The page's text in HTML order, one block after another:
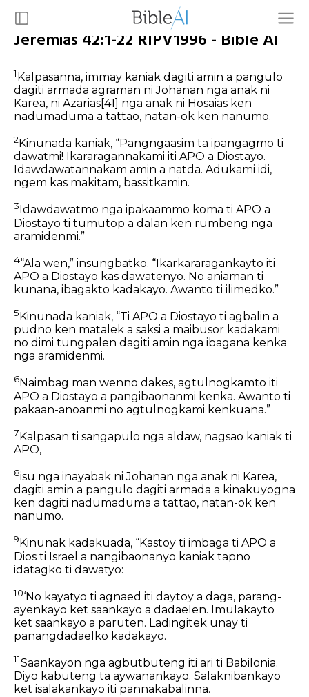
Jeremias 42:1-22 RIPV1996 - Bible AI
1Kalpasanna, immay kaniak dagiti amin a pangulo
dagiti armada agraman ni Johanan nga anak ni
Karea, ni Azarias[41] nga anak ni Hosaias ken
nadumaduma a tattao, natan-ok ken nanumo.
2 Kinunada kaniak, “Pangngaasim ta ipangagmo ti
dawatmi! Ikararagannakami iti APO a Diostayo.
Idawdawatannakam amin a natda. Adukami idi,
ngem kas makitam, bassitkamin.
3 Idawdawatmo nga ipakaammo koma ti APO a
Diostayo ti tumutop a dalan ken rumbeng nga
aramidenmi.”
4“Ala wen,” insungbatko. “Ikarkararagankayto iti
APO a Diostayo kas dawatenyo. No aniaman ti
kunana, ibagakto kadakayo. Awanto ti ilimedko.”
5 Kinunada kaniak, “Ti APO a Diostayo ti agbalin a
pudno ken matalek a saksi a maibusor kadakami
no dimi tungpalen dagiti amin nga ibagana kenka
nga aramidenmi.
6Naimbag man wenno dakes, agtulnogkamto iti
APO a Diostayo a pangibaonanmi kenka. Awanto ti
pakaan-anoanmi no agtulnogkami kenkuana.”
7Kalpasan ti sangapulo nga aldaw, nagsao kaniak ti
APO,
8isu nga inayabak ni Johanan nga anak ni Karea,
dagiti amin a pangulo dagiti armada a kinakuyogna
ken dagiti nadumaduma a tattao, natan-ok ken
nanumo.
9 Kinunak kadakuada, “Kastoy ti imbaga ti APO a
Dios ti Israel a nangibaonanyo kaniak tapno
idatagko ti dawatyo:
10‘No kayatyo ti agnaed iti daytoy a daga, parang-
ayenkayo ket saankayo a dadaelen. Imulakayto
ket saankayo a paruten. Ladingitek unay ti
panangdadaelko kadakayo.
11Saankayon nga agbutbuteng iti ari ti Babilonia.
Diyo kabuteng ta aywanankayo. Salaknibankayo
ket isalakankayo iti pannakabalinna.